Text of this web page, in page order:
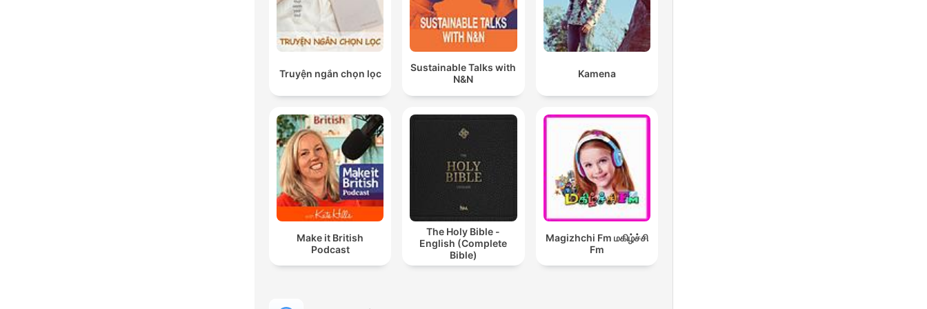
Truyện ngắn chọn lọc
Sustainable Talks with
N&N
Kamena
Make it British
Podcast
The Holy Bible -
English (Complete
Bible)
Magizhchi Fm மகிழ்ச்சி
Fm